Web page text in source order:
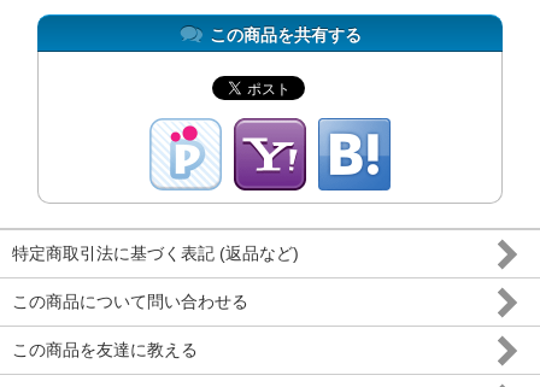
この商品を共有する
特定商取引法に基づく表記 (返品など)
この商品について問い合わせる
この商品を友達に教える